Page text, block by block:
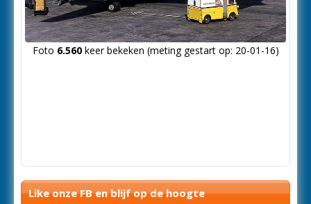
Foto 6.560keer bekeken (meting gestart op: 20-01-16)
Like onze FB en blijf op de hoogte